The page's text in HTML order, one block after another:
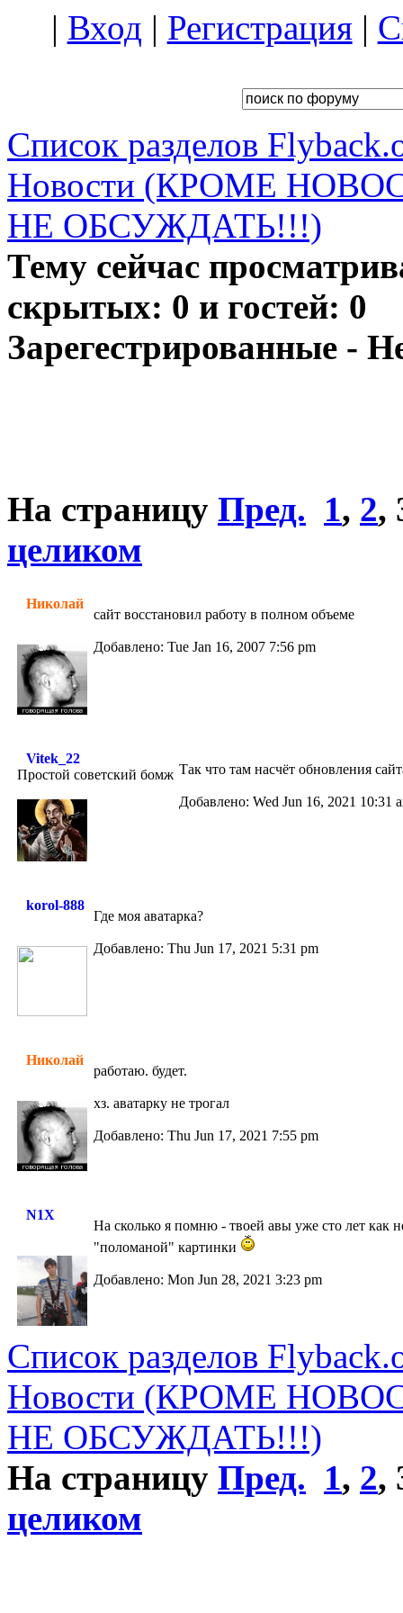
| Вход | Регистрация|
Список разделов
Новости (КРОМЕ
НЕ ОБСУЖДАТЬ!!!)
Тему сейчас
скрытых: 0 и гостей: 0
Зарегестрированные -
На страницу Пред. 1, 2,
целиком
Николай
сайт восстановил работу в полном объеме
Добавлено: Tue Jan 16, 2007 7:56 pm
Vitek_22
Простой советский бомж Так что там насчёт обновления
Добавлено: Wed Jun 16, 2021 10:31
korol-888
Где моя аватарка?
Добавлено: Thu Jun 17, 2021 5:31 pm
Николай
работаю. будет.
хз. аватарку не трогал
Добавлено: Thu Jun 17, 2021 7:55 pm
N1X
На сколько я помню - твоей авы уже сто лет как
"поломаной" картинки
Добавлено: Mon Jun 28, 2021 3:23 pm
Список разделов
Новости (КРОМЕ
НЕ ОБСУЖДАТЬ!!!)
На страницу Пред. 1, 2,
целиком